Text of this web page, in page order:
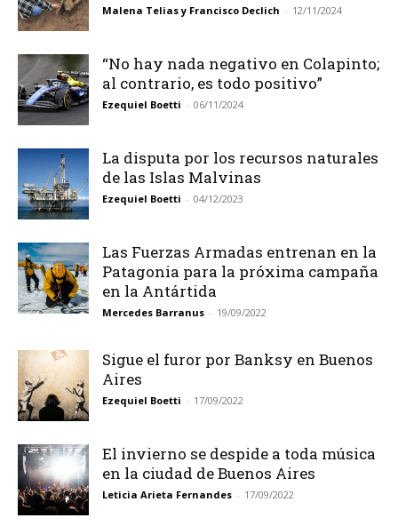
Malena Telias y Francisco Declich - 12/11/2024
“No hay nada negativo en Colapinto;
al contrario, es todo positivo”
Ezequiel Boetti - 06/11/2024
La disputa por los recursos naturales
de las Islas Malvinas
Ezequiel Boetti - 04/12/2023
Las Fuerzas Armadas entrenan en la
Patagonia para la próxima campaña
en la Antártida
Mercedes Barranus - 19/09/2022
Sigue el furor por Banksy en Buenos
Aires
Ezequiel Boetti - 17/09/2022
El invierno se despide a toda música
en la ciudad de Buenos Aires
Leticia Arieta Fernandes - 17/09/2022